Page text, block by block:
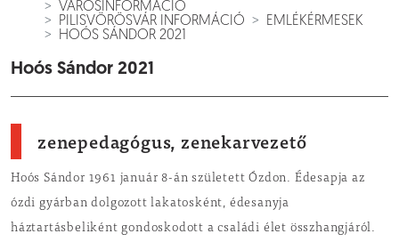
VÁROSINFORMÁCIÓ
PILISVÖRÖSVÁR INFORMÁCIÓ
EMLÉKÉRMESEK
HOÓS SÁNDOR 2021
Hoós Sándor 2021
zenepedagógus, zenekarvezető
Hoós Sándor 1961 január 8-án született Ózdon. Édesapja az
ózdi gyárban dolgozott lakatosként, édesanyja
háztartásbeliként gondoskodott a családi élet összhangjáról.